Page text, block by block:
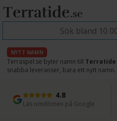
NYTT NAMN
Terraspel.se byter namn till Terratide
snabba leveranser, bara ett nytt namn.
4.8
Läs omdömen på Google
Snabb leverans
Direkt från lager